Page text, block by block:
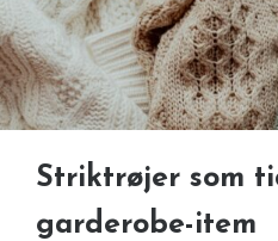
Secondhand tøj
Striktrøjer som
garderobe-item